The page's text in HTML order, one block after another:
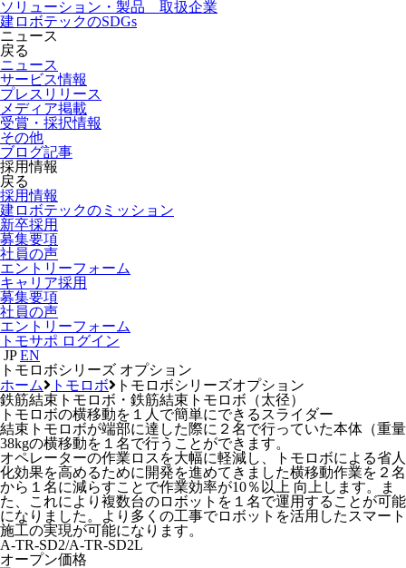
ソリューション・製品 取扱企業
建ロボテックのSDGs
ニュース
戻る
ニュース
サービス情報
プレスリリース
メディア掲載
受賞・採択情報
その他
ブログ記事
採用情報
戻る
採用情報
建ロボテックのミッション
新卒採用
募集要項
社員の声
エントリーフォーム
キャリア採用
募集要項
社員の声
エントリーフォーム
トモサポ ログイン
JP EN
トモロボシリーズ オプション
ホーム
トモロボ
トモロボシリーズオプション
鉄筋結束トモロボ・鉄筋結束トモロボ（太径）
トモロボの横移動を１人で簡単にできるスライダー
結束トモロボが端部に達した際に２名で行っていた本体（重量
38kgの横移動を１名で行うことができます。
オペレーターの作業ロスを大幅に軽減し、トモロボによる省人
化効果を高めるために開発を進めてきました横移動作業を２名
から１名に減らすことで作業効率が10％以上 向上します。ま
た、これにより複数台のロボットを１名で運用することが可能
になりました。より多くの工事でロボットを活用したスマート
施工の実現が可能になります。
A-TR-SD2/A-TR-SD2L
オープン価格